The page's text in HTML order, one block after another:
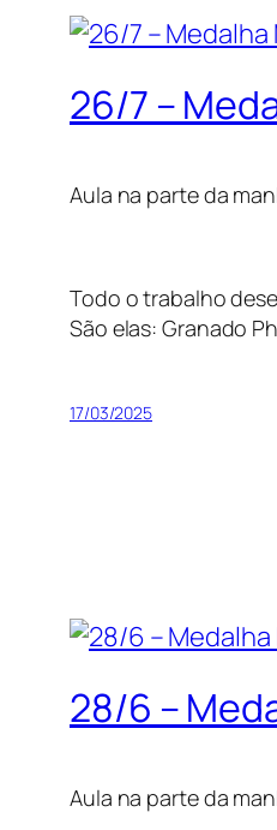
26/7 –
Aula na parte da
Todo o trabalho
São elas: Granado
17/03/2025
28/6 –
Aula na parte da